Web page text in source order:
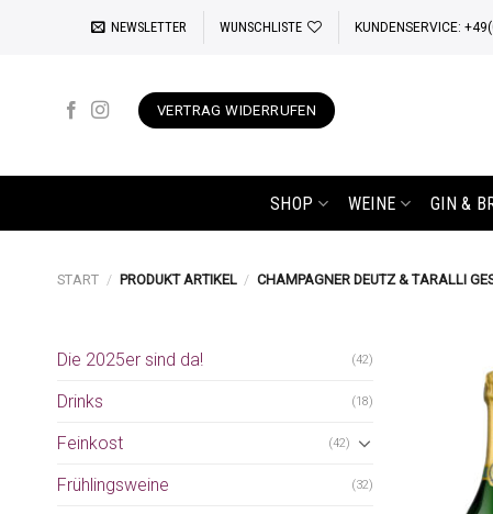
NEWSLETTER WUNSCHLISTE KUNDENSERVICE:
VERTRAG WIDERRUFEN
SHOP WEINE GIN &
START / PRODUKT ARTIKEL / CHAMPAGNER DEUTZ & TARALLI
Die 2025er sind da! (42)
Drinks (18)
Feinkost (42)
Frühlingsweine (32)